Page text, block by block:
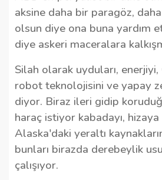
aksine daha bir paragöz,
olsun diye ona buna yardım
diye askeri maceralara
Silah olarak uyduları,
robot teknolojisini ve yapay
diyor. Biraz ileri gidip
haraç istiyor kabadayı,
Alaska'daki yeraltı
bunları birazda derebeylik
çalışıyor.